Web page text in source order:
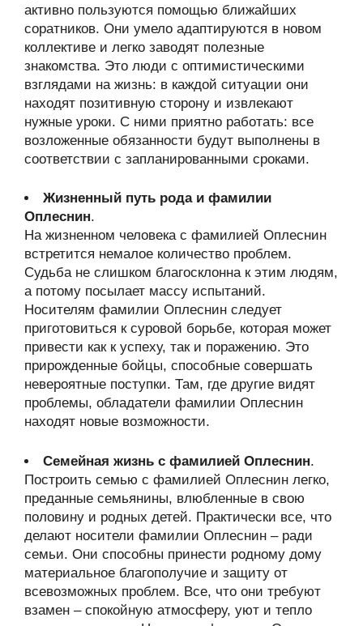
активно пользуются помощью ближайших
соратников. Они умело адаптируются в новом
коллективе и легко заводят полезные
знакомства. Это люди с оптимистическими
взглядами на жизнь: в каждой ситуации они
находят позитивную сторону и извлекают
нужные уроки. С ними приятно работать: все
возложенные обязанности будут выполнены в
соответствии с запланированными сроками.
Жизненный путь рода и фамилии
Оплеснин.
На жизненном человека с фамилией Оплеснин
встретится немалое количество проблем.
Судьба не слишком благосклонна к этим людям,
а потому посылает массу испытаний.
Носителям фамилии Оплеснин следует
приготовиться к суровой борьбе, которая может
привести как к успеху, так и поражению. Это
прирожденные бойцы, способные совершать
невероятные поступки. Там, где другие видят
проблемы, обладатели фамилии Оплеснин
находят новые возможности.
Семейная жизнь с фамилией Оплеснин.
Построить семью с фамилией Оплеснин легко,
преданные семьянины, влюбленные в свою
половину и родных детей. Практически все, что
делают носители фамилии Оплеснин – ради
семьи. Они способны принести родному дому
материальное благополучие и защиту от
всевозможных проблем. Все, что они требуют
взамен – спокойную атмосферу, уют и тепло